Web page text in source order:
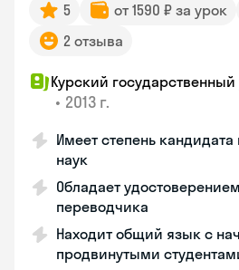
5 от 1590 ₽ за урок
2 отзыва
Курский государственный
• 2013 г.
Имеет степень кандидата
наук
Обладает
переводчика
Находит общий язык с
продвинутыми